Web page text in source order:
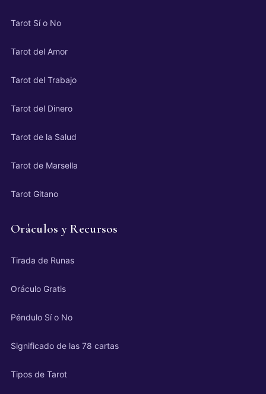
Tarot Sí o No
Tarot del Amor
Tarot del Trabajo
Tarot del Dinero
Tarot de la Salud
Tarot de Marsella
Tarot Gitano
Oráculos y Recursos
Tirada de Runas
Oráculo Gratis
Péndulo Sí o No
Significado de las 78 cartas
Tipos de Tarot